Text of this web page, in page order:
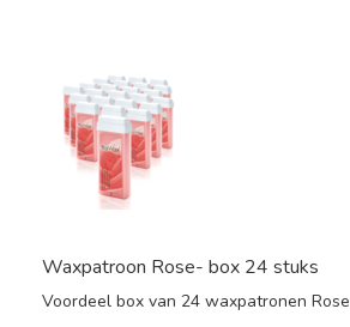
Waxpatroon Rose- box 24 stuks
Voordeel box van 24 waxpatronen Rose